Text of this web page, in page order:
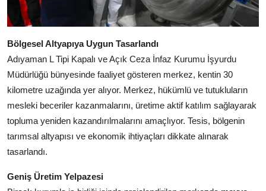
Bölgesel Altyapıya Uygun Tasarlandı
Adıyaman L Tipi Kapalı ve Açık Ceza İnfaz Kurumu İşyurdu
Müdürlüğü bünyesinde faaliyet gösteren merkez, kentin 30
kilometre uzağında yer alıyor. Merkez, hükümlü ve tutukluların
mesleki beceriler kazanmalarını, üretime aktif katılım sağlayarak
topluma yeniden kazandırılmalarını amaçlıyor. Tesis, bölgenin
tarımsal altyapısı ve ekonomik ihtiyaçları dikkate alınarak
tasarlandı.
Geniş Üretim Yelpazesi